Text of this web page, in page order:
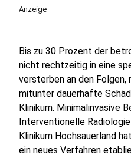
Anzeige
Bis zu 30 Prozent der
nicht rechtzeitig in eine
versterben an den
mitunter dauerhafte
Klinikum. Minimalinvasive
Interventionelle
Klinikum Hochsauerland
ein neues Verfahren